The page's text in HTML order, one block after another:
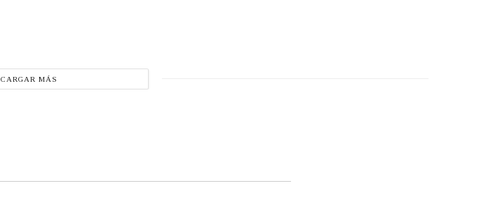
CARGAR MÁS